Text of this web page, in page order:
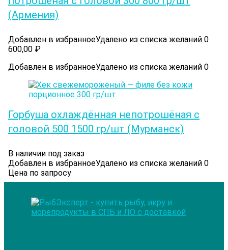
(Армения)
Добавлен в избранноеУдалено из списка желаний 0
600,00 ₽
Добавлен в избранноеУдалено из списка желаний 0
Горбуша охлаждённая непотрошёная с
головой 500 1500 гр/шт (Мурманск)
В наличии под заказ
Добавлен в избранноеУдалено из списка желаний 0
Цена по запросу